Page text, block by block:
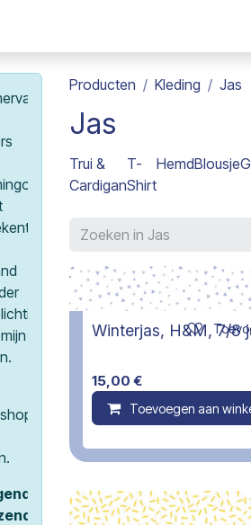
Producten Kleding Jas
Jas
Trui &
Cardigan
T-
Shirt
HemdBlousje
Winterjas, H&M, 7/8
15,00 €
Toevoegen aan